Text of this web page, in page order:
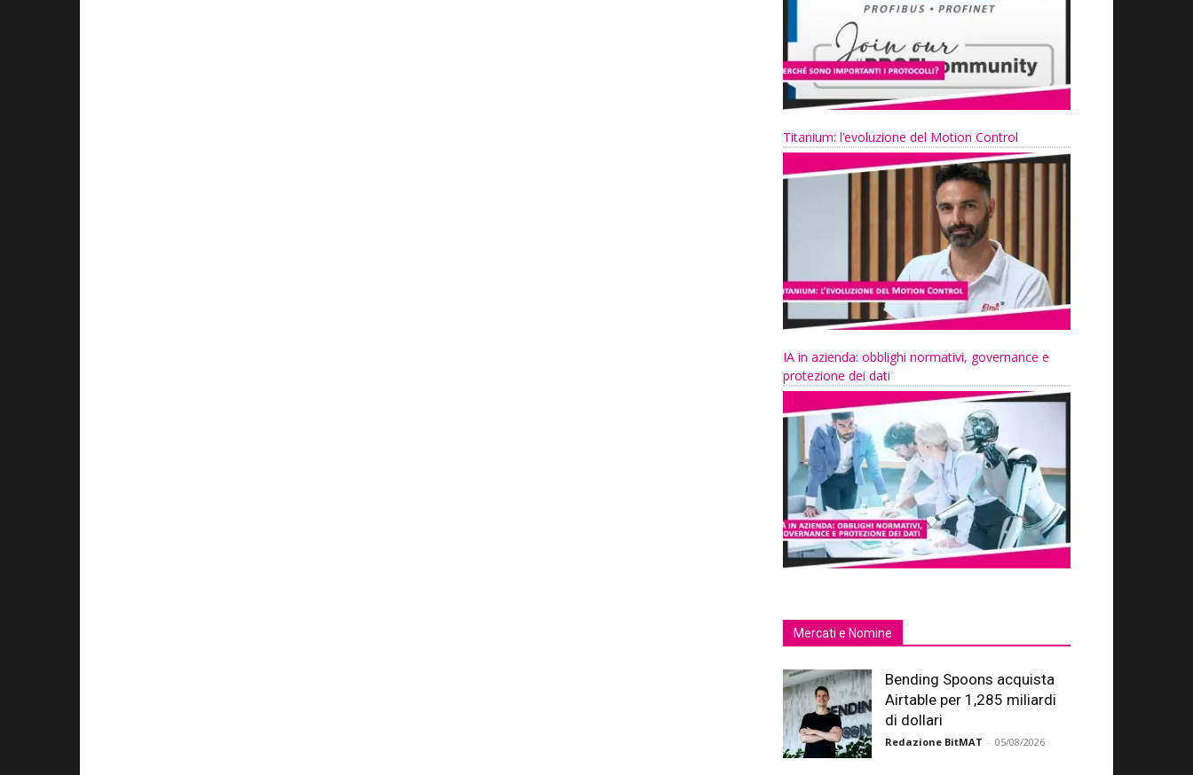
Titanium: l’evoluzione del Motion Control
IA in azienda: obblighi normativi, governance e
protezione dei dati
Mercati e Nomine
Bending Spoons acquista
Airtable per 1,285 miliardi
di dollari
Redazione BitMAT - 05/08/2026